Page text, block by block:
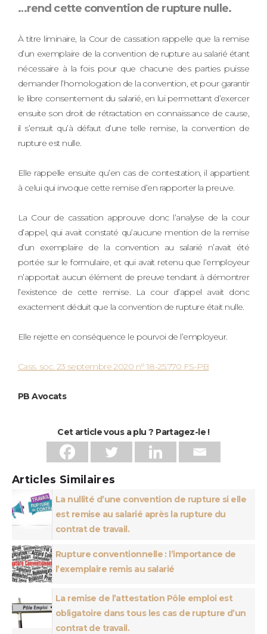
…rend cette convention de rupture nulle.
À titre liminaire, la Cour de cassation rappelle que la remise
d’un exemplaire de la convention de rupture au salarié étant
nécessaire à la fois pour que chacune des parties puisse
demander l’homologation de la convention, et pour garantir
le libre consentement du salarié, en lui permettant d’exercer
ensuite son droit de rétractation en connaissance de cause,
il s’ensuit qu’à défaut d’une telle remise, la convention de
rupture est nulle.
Elle rappelle ensuite qu’en cas de contestation, il appartient
à celui qui invoque cette remise d’en rapporter la preuve.
La Cour de cassation approuve donc l’analyse de la cour
d’appel, qui avait constaté qu’aucune mention de la remise
d’un exemplaire de la convention au salarié n’avait été
portée sur le formulaire, et qui avait retenu que l’employeur
n’apportait aucun élément de preuve tendant à démontrer
l’existence de cette remise. La cour d’appel avait donc
exactement déduit que la convention de rupture était nulle.
Elle rejette en conséquence le pourvoi de l’employeur.
Cass. soc. 23 septembre 2020 n° 18-25.770 FS-PB
PB Avocats
Cet article vous a plu ? Partagez-le !
Articles Similaires
La nullité d’une convention de rupture si elle
est remise au salarié après la rupture du
contrat de travail.
Rupture conventionnelle : l’importance de
l’exemplaire remis au salarié
La remise de l’attestation Pôle emploi est
obligatoire dans tous les cas de rupture d’un
contrat de travail.